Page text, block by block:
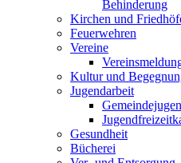
Behinderung
Kirchen und
Feuerwehren
Vereine
Kultur und
Jugendarbeit
Gesundheit
Bücherei